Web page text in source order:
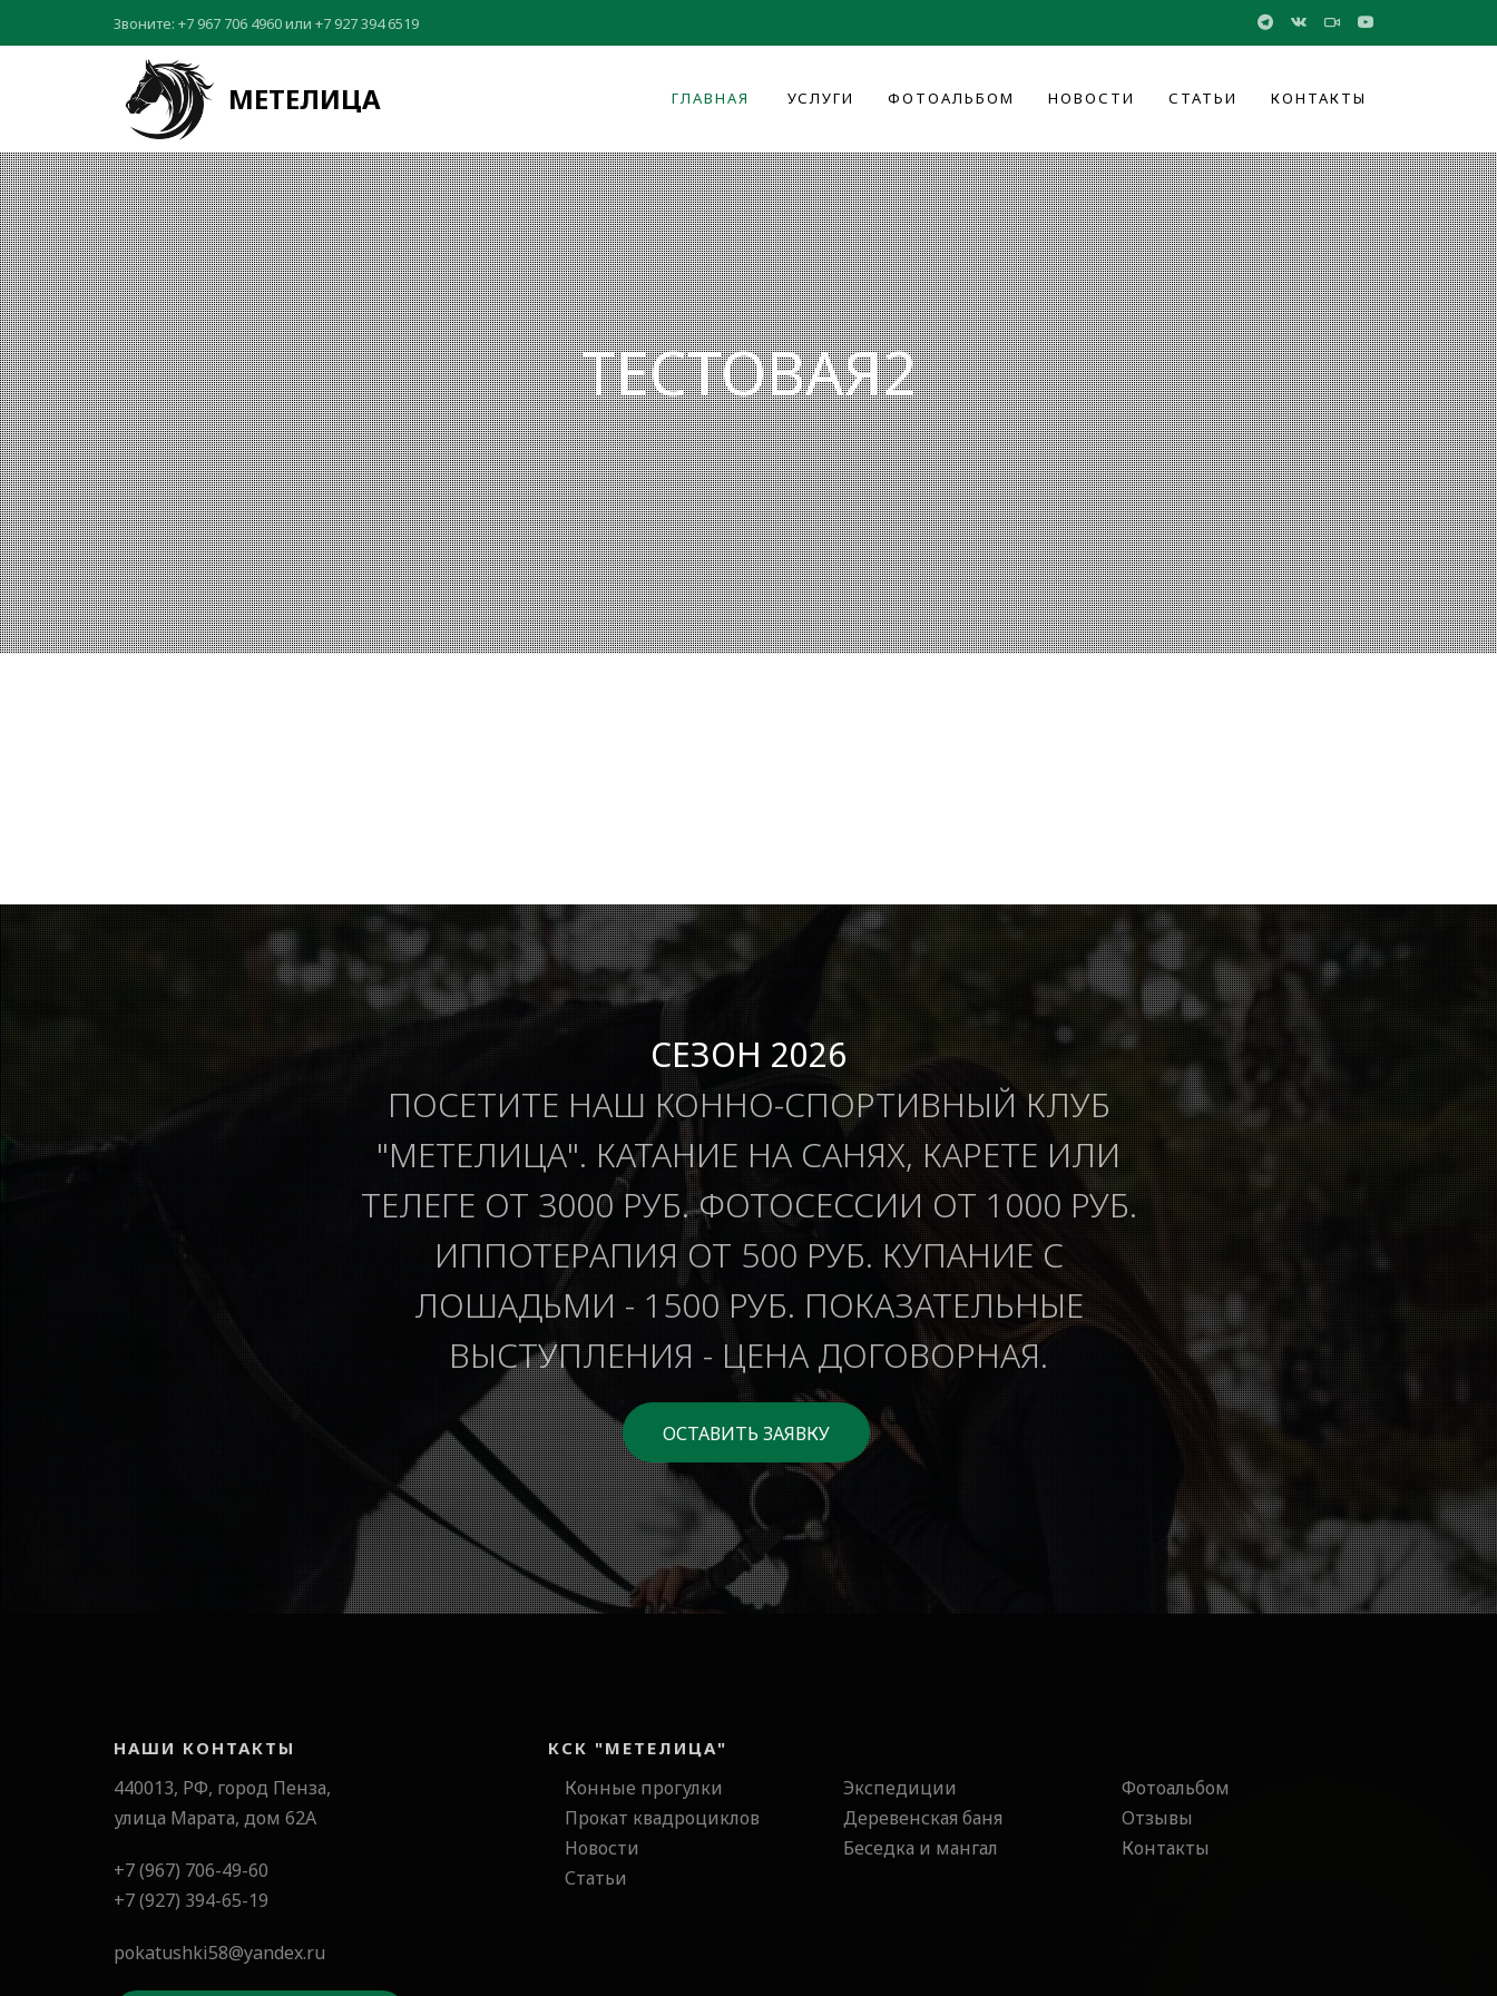
Звоните: +7 967 706 4960или +7 927 394 6519
МЕТЕЛИЦА ГЛАВНАЯ УСЛУГИ ФОТОАЛЬБОМ НОВОСТИ СТАТЬИ КОНТАКТЫ
ТЕСТОВАЯ2
СЕЗОН 2026
ПОСЕТИТЕ НАШ КОННО-СПОРТИВНЫЙ КЛУБ
"МЕТЕЛИЦА". КАТАНИЕ НА САНЯХ, КАРЕТЕ ИЛИ
ТЕЛЕГЕ ОТ 3000 РУБ. ФОТОСЕССИИ ОТ 1000 РУБ.
ИППОТЕРАПИЯ ОТ 500 РУБ. КУПАНИЕ С
ЛОШАДЬМИ - 1500 РУБ. ПОКАЗАТЕЛЬНЫЕ
ВЫСТУПЛЕНИЯ - ЦЕНА ДОГОВОРНАЯ.
ОСТАВИТЬ ЗАЯВКУ
НАШИ КОНТАКТЫ
440013, РФ, город Пенза,
улица Марата, дом 62А
+7 (967) 706-49-60
+7 (927) 394-65-19
pokatushki58@yandex.ru
КСК "МЕТЕЛИЦА"
Конные прогулки
Прокат квадроциклов
Новости
Статьи
Экспедиции
Деревенская баня
Беседка и мангал
Фотоальбом
Отзывы
Контакты